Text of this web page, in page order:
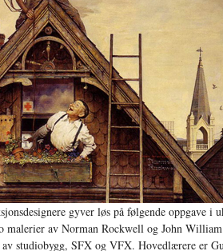
gyver løs på følgende oppgave i
malerier av Norman Rockwell og John
studiobygg, SFX og VFX. Hovedlærere er